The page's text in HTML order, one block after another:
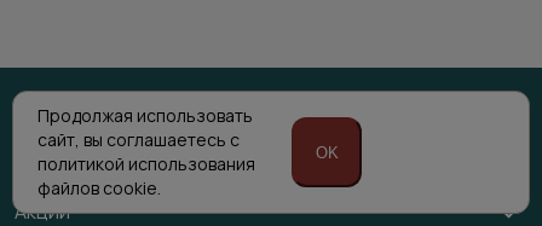
Каталог
Межкомнатные двери
Акции
Продолжая использовать
сайт, вы соглашаетесь с
политикой использования
файлов cookie.
OK